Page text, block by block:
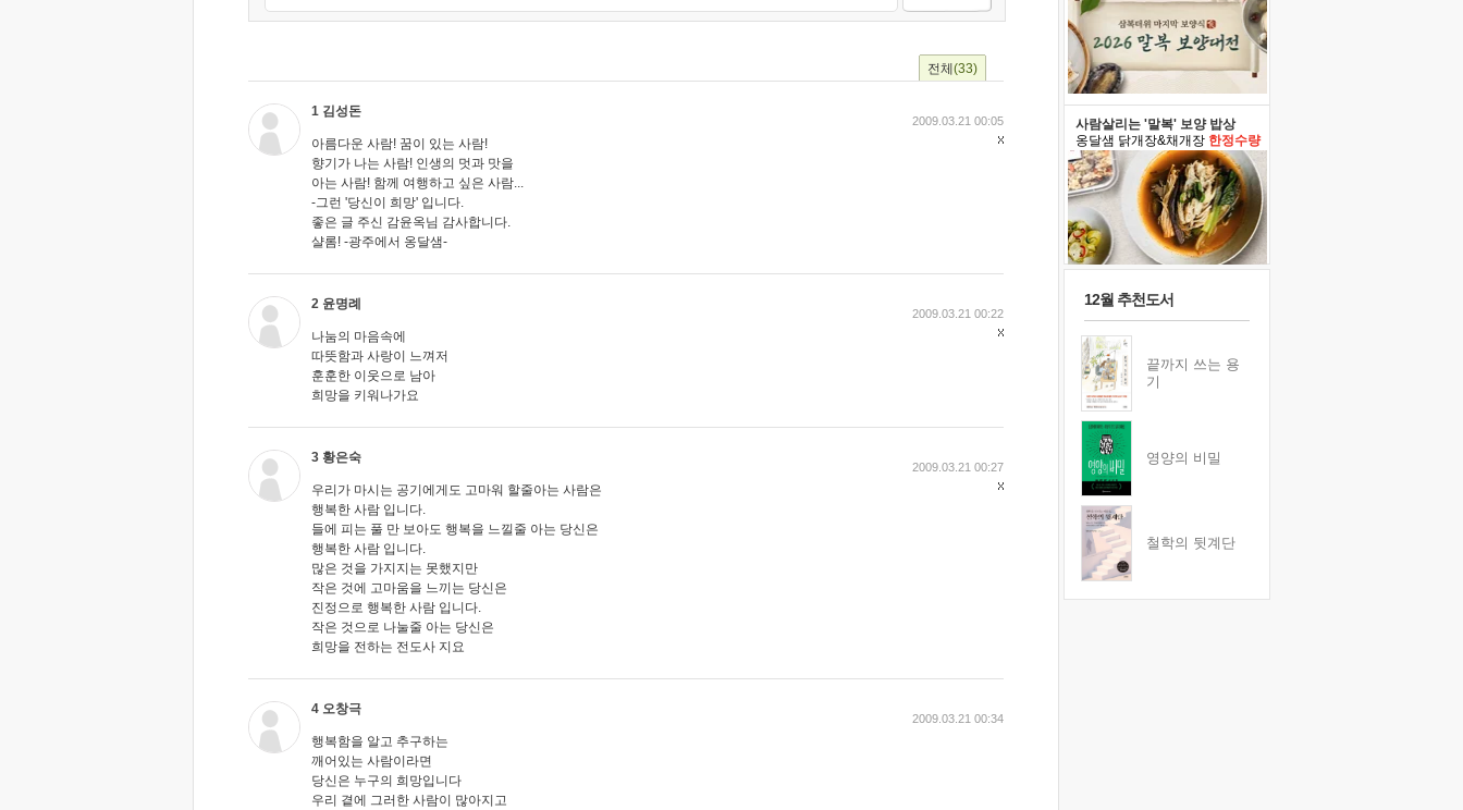
전체 (33)
1 김성돈
아름다운 사람! 꿈이 있는 사람!
향기가 나는 사람! 인생의 멋과 맛을
아는 사람! 함께 여행하고 싶은 사람...
-그런 '당신이 희망' 입니다.
좋은 글 주신 감윤옥님 감사합니다.
샬롬! -광주에서 옹달샘-
2009.03.21 00:05
2 윤명례
나눔의 마음속에
따뜻함과 사랑이 느껴저
훈훈한 이웃으로 남아
희망을 키워나가요
2009.03.21 00:22
3 황은숙
우리가 마시는 공기에게도 고마워 할줄아는 사람은
행복한 사람 입니다.
들에 피는 풀 만 보아도 행복을 느낄줄 아는 당신은
행복한 사람 입니다.
많은 것을 가지지는 못했지만
작은 것에 고마움을 느끼는 당신은
진정으로 행복한 사람 입니다.
작은 것으로 나눌줄 아는 당신은
희망을 전하는 전도사 지요
2009.03.21 00:27
4 오창극
행복함을 알고 추구하는
깨어있는 사람이라면
당신은 누구의 희망입니다
우리 곁에 그러한 사람이 많아지고
2009.03.21 00:34
사람살리는 '말복' 보양 밥상
옹달샘 닭개장&채개장 한정수량
12월 추천도서
끝까지 쓰는 용
기
영양의 비밀
철학의 뒷계단